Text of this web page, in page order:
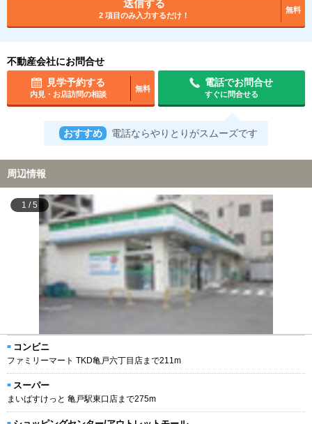
送信する
2 項目のみ入力するだけ！
無料
不動産会社にお問合せ
見学予約する
内見・お店訪問の相談
無料
電話でお問合せ
すぐに問合せる
おすすめ 電話ならやりとりがスムーズです
周辺情報
1 /5
コンビニ
ファミリーマート TKD亀戸六丁目店まで211m
スーパー
まいばすけっと 亀戸駅東口店まで275m